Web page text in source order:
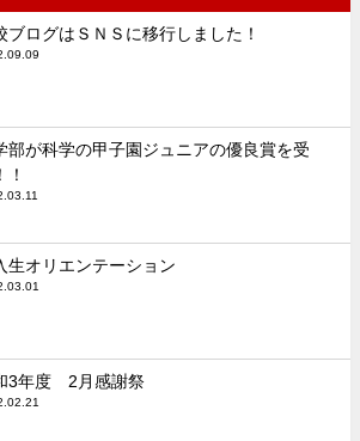
ブログはＳＮＳに移行しました！
部が科学の甲子園ジュニアの優良賞を受
！
生オリエンテーション
3年度 2月感謝祭